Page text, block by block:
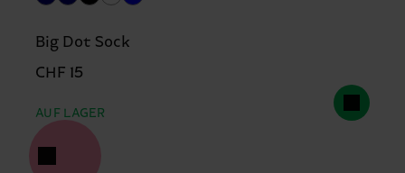
Big Dot Sock
CHF 15
AUF LAGER